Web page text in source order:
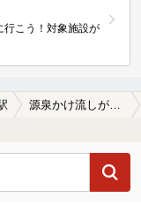
行こう！対象施設が
源泉かけ流しが楽しめる県庁前駅近くの温泉、日帰り温泉、スーパー銭湯おすすめ